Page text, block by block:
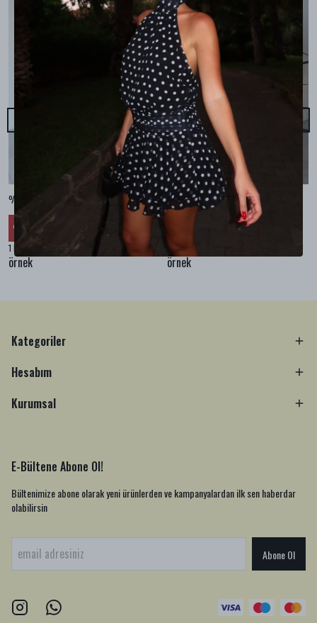
%100 KETEN CEPLİ ŞALVAR PANTOLON - Bej
%
₺ 2,299.99
1 Renk 4 Beden
örnek
%100 KETEN SALAŞ GÖMLEK - Bej
₺ 2,099.99
₺ 1,469.99
1 Renk 4 Beden
örnek
Kategoriler
Hesabım
Kurumsal
E-Bültene Abone Ol!
Bültenimize abone olarak yeni ürünlerden ve kampanyalardan ilk sen haberdar
olabilirsin
Abone Ol